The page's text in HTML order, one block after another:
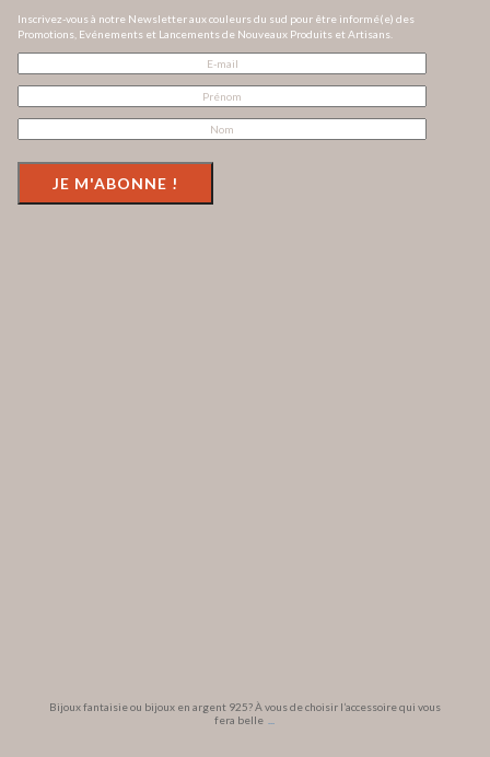
Inscrivez-vous à notre Newsletter aux couleurs du sud pour être informé(e) des
Promotions, Evénements et Lancements de Nouveaux Produits et Artisans.
Bijoux fantaisie ou bijoux en argent 925? À vous de choisir l’accessoire qui vous
fera belle